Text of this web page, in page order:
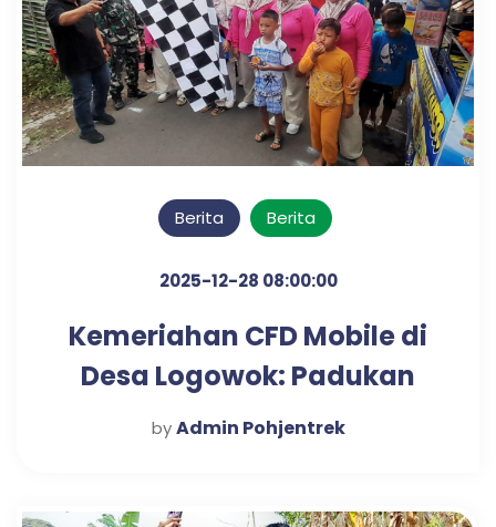
Berita Berita
2025-12-28 08:00:00
Kemeriahan CFD Mobile di
Desa Logowok: Padukan
Olahraga Sehat dan Ajang
by Admin Pohjentrek